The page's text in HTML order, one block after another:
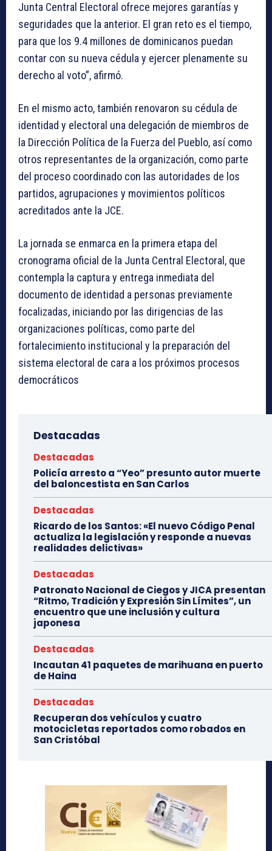
Junta Central Electoral ofrece mejores garantías y
seguridades que la anterior. El gran reto es el tiempo,
para que los 9.4 millones de dominicanos puedan
contar con su nueva cédula y ejercer plenamente su
derecho al voto”, afirmó.
En el mismo acto, también renovaron su cédula de
identidad y electoral una delegación de miembros de
la Dirección Política de la Fuerza del Pueblo, así como
otros representantes de la organización, como parte
del proceso coordinado con las autoridades de los
partidos, agrupaciones y movimientos políticos
acreditados ante la JCE.
La jornada se enmarca en la primera etapa del
cronograma oficial de la Junta Central Electoral, que
contempla la captura y entrega inmediata del
documento de identidad a personas previamente
focalizadas, iniciando por las dirigencias de las
organizaciones políticas, como parte del
fortalecimiento institucional y la preparación del
sistema electoral de cara a los próximos procesos
democráticos
Destacadas
Destacadas
Policía arresto a “Yeo” presunto autor muerte
del baloncestista en San Carlos
Destacadas
Ricardo de los Santos: «El nuevo Código Penal
actualiza la legislación y responde a nuevas
realidades delictivas»
Destacadas
Patronato Nacional de Ciegos y JICA presentan
“Ritmo, Tradición y Expresión Sin Límites”, un
encuentro que une inclusión y cultura
japonesa
Destacadas
Incautan 41 paquetes de marihuana en puerto
de Haina
Destacadas
Recuperan dos vehículos y cuatro
motocicletas reportados como robados en
San Cristóbal